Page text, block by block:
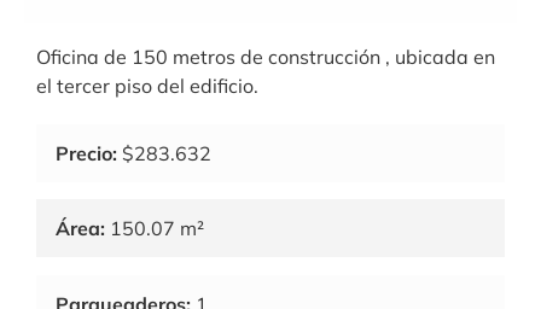
Oficina de 150 metros de construcción , ubicada en
el tercer piso del edificio.
Precio: $283.632
Área: 150.07 m²
Parqueaderos: 1